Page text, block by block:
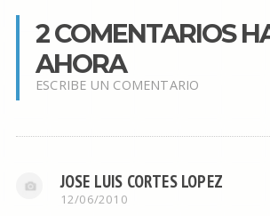
2 COMENTARIOS
AHORA
ESCRIBE UN COMENTARIO
JOSE LUIS CORTES LOPEZ
12/06/2010